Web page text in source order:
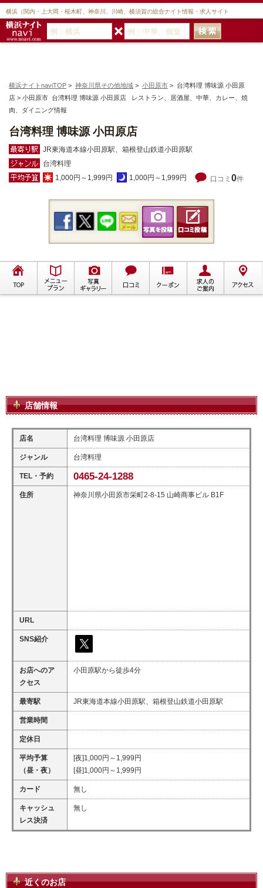
横浜（関内・上大岡・桜木町、神奈川、川崎、横須賀の総合ナイト情報・求人サイト
横浜ナイトnaviTOP > 神奈川県その他地域 > 小田原市 > 台湾料理 博味源 小田原
店 > 小田原市 台湾料理 博味源 小田原店 レストラン、居酒屋、中華、カレー、焼
肉、ダイニング情報
台湾料理 博味源 小田原店
JR東海道本線小田原駅、箱根登山鉄道小田原駅
台湾料理
1,000円～1,999円
1,000円～1,999円 口コミ 0件
店舗情報
店名 台湾料理 博味源 小田原店
ジャンル 台湾料理
TEL・予約 0465-24-1288
住所 神奈川県小田原市栄町2-8-15 山崎商事ビル B1F
URL
SNS紹介
お店へのア
クセス
小田原駅から徒歩4分
最寄駅 JR東海道本線小田原駅、箱根登山鉄道小田原駅
営業時間
定休日
平均予算
（昼・夜）
[夜]1,000円～1,999円
[昼]1,000円～1,999円
カード 無し
キャッシュ
レス決済
無し
近くのお店